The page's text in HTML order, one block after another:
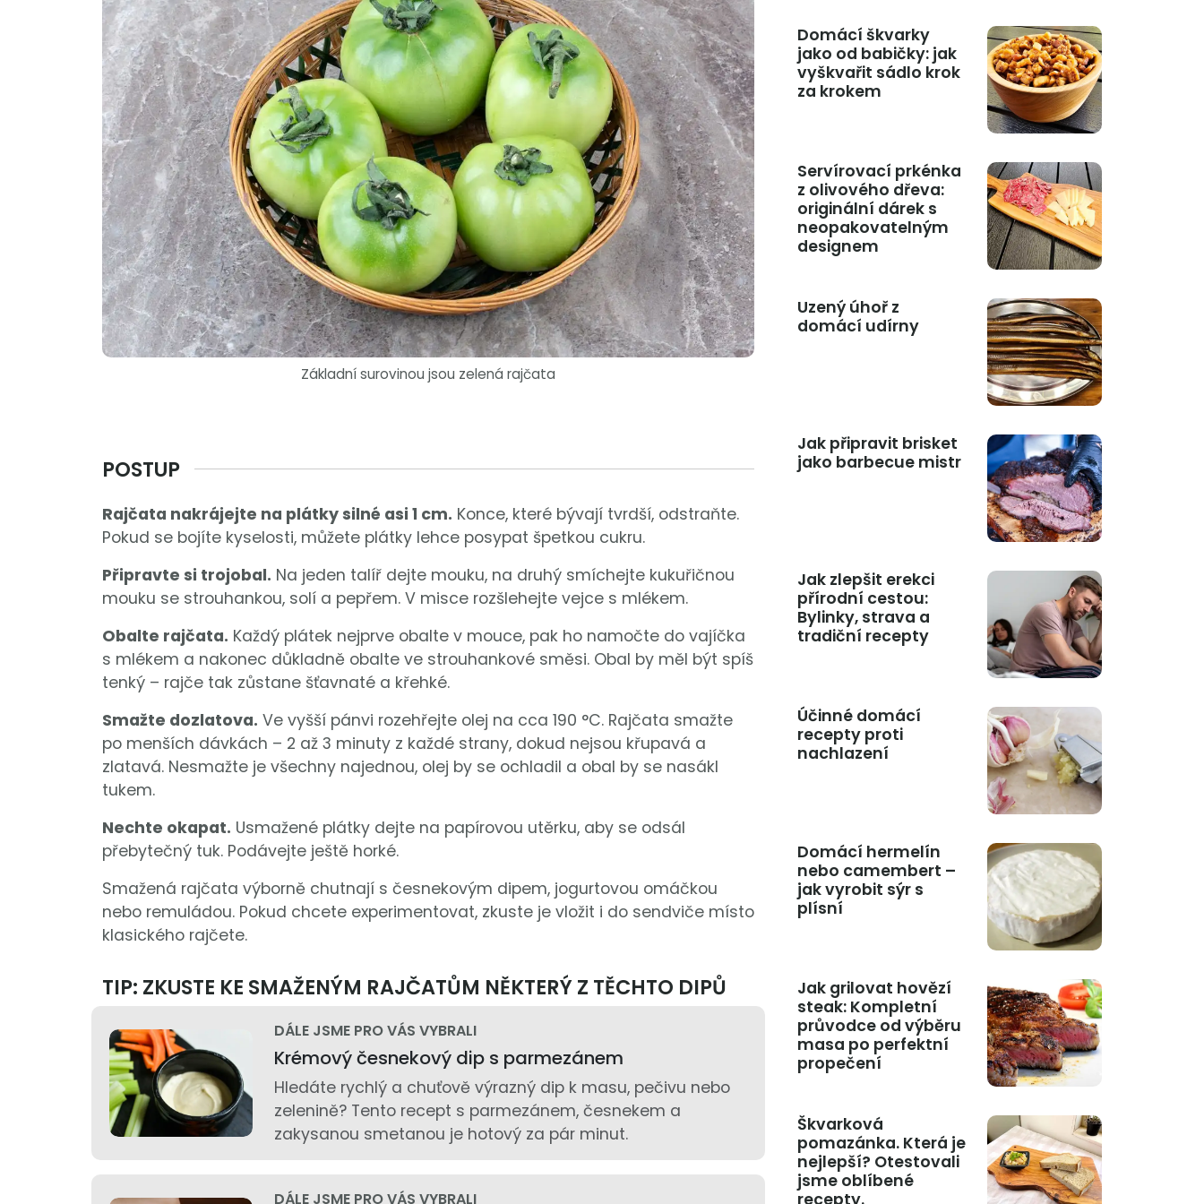
Základní surovinou jsou zelená rajčata
POSTUP
Rajčata nakrájejte na plátky silné asi 1 cm. Konce, které bývají tvrdší, odstraňte.
Pokud se bojíte kyselosti, můžete plátky lehce posypat špetkou cukru.
Připravte si trojobal. Na jeden talíř dejte mouku, na druhý smíchejte kukuřičnou
mouku se strouhankou, solí a pepřem. V misce rozšlehejte vejce s mlékem.
Obalte rajčata. Každý plátek nejprve obalte v mouce, pak ho namočte do vajíčka
s mlékem a nakonec důkladně obalte ve strouhankové směsi. Obal by měl být spíš
tenký – rajče tak zůstane šťavnaté a křehké.
Smažte dozlatova. Ve vyšší pánvi rozehřejte olej na cca 190 °C. Rajčata smažte
po menších dávkách – 2 až 3 minuty z každé strany, dokud nejsou křupavá a
zlatavá. Nesmažte je všechny najednou, olej by se ochladil a obal by se nasákl
tukem.
Nechte okapat. Usmažené plátky dejte na papírovou utěrku, aby se odsál
přebytečný tuk. Podávejte ještě horké.
Smažená rajčata výborně chutnají s česnekovým dipem, jogurtovou omáčkou
nebo remuládou. Pokud chcete experimentovat, zkuste je vložit i do sendviče místo
klasického rajčete.
TIP: ZKUSTE KE SMAŽENÝM RAJČATŮM NĚKTERÝ Z TĚCHTO DIPŮ
DÁLE JSME PRO VÁS VYBRALI
Krémový česnekový dip s parmezánem
Hledáte rychlý a chuťově výrazný dip k masu, pečivu nebo
zelenině? Tento recept s parmezánem, česnekem a
zakysanou smetanou je hotový za pár minut.
DÁLE JSME PRO VÁS VYBRALI
Domácí škvarky
jako od babičky: jak
vyškvařit sádlo krok
za krokem
Servírovací prkénka
z olivového dřeva:
originální dárek s
neopakovatelným
designem
Uzený úhoř z
domácí udírny
Jak připravit brisket
jako barbecue mistr
Jak zlepšit erekci
přírodní cestou:
Bylinky, strava a
tradiční recepty
Účinné domácí
recepty proti
nachlazení
Domácí hermelín
nebo camembert –
jak vyrobit sýr s
plísní
Jak grilovat hovězí
steak: Kompletní
průvodce od výběru
masa po perfektní
propečení
Škvarková
pomazánka. Která je
nejlepší? Otestovali
jsme oblíbené